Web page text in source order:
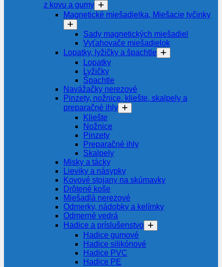
z kovu a gumy
Magnetické miešadielka, Miešacie tyčinky
Sady magnetických miešadiel
Vyťahovače miešadielok
Lopatky, lyžičky a špachtle
Lopatky
Lyžičky
Špachtle
Navážačky nerezové
Pinzety, nožnice, kliešte, skalpely a
preparačné ihly
Kliešte
Nožnice
Pinzety
Preparačné ihly
Skalpely
Misky a tácky
Lieviky a násypky
Kovové stojany na skúmavky
Drôtené koše
Miešadlá nerezové
Odmerky, nádobky a kelímky
Odmerné vedrá
Hadice a príslušenstvo
Hadice gumové
Hadice silikónové
Hadice PVC
Hadice PE